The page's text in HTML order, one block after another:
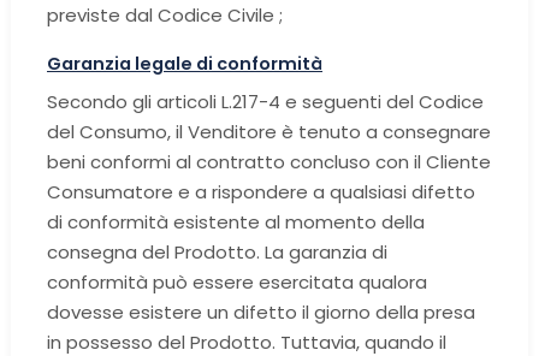
previste dal Codice Civile ;
Garanzia legale di conformità
Secondo gli articoli L.217-4 e seguenti del Codice
del Consumo, il Venditore è tenuto a consegnare
beni conformi al contratto concluso con il Cliente
Consumatore e a rispondere a qualsiasi difetto
di conformità esistente al momento della
consegna del Prodotto. La garanzia di
conformità può essere esercitata qualora
dovesse esistere un difetto il giorno della presa
in possesso del Prodotto. Tuttavia, quando il